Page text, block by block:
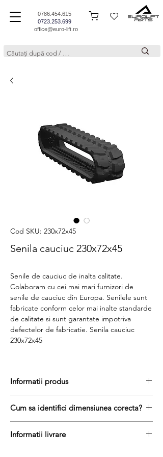
0786.454.615
0723.253.699
office@euro-lift.ro
Cod SKU: 230x72x45
Senila cauciuc 230x72x45
Senile de cauciuc de inalta calitate.
Colaboram cu cei mai mari furnizori de
senile de cauciuc din Europa. Senilele sunt
fabricate conform celor mai inalte standarde
de calitate si sunt garantate impotriva
defectelor de fabricatie. Senila cauciuc
230x72x45
Informatii produs
livrare
Disponibilitate : stoc
Produs aftermarket
Cum sa identifici dimensiunea corecta?
cauciuc, urmati acesti trei pasi simpli:
Informatii livrare